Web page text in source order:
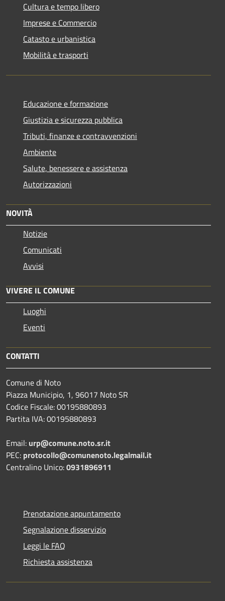
Cultura e tempo libero
Imprese e Commercio
Catasto e urbanistica
Mobilità e trasporti
Educazione e formazione
Giustizia e sicurezza pubblica
Tributi, finanze e contravvenzioni
Ambiente
Salute, benessere e assistenza
Autorizzazioni
NOVITÀ
Notizie
Comunicati
Avvisi
VIVERE IL COMUNE
Luoghi
Eventi
CONTATTI
Comune di Noto
Piazza Municipio, 1, 96017 Noto SR
Codice Fiscale: 00195880893
Partita IVA: 00195880893
Email: urp@comune.noto.sr.it
PEC: protocollo@comunenoto.legalmail.it
Centralino Unico:0931896911
Prenotazione appuntamento
Segnalazione disservizio
Leggi le FAQ
Richiesta assistenza